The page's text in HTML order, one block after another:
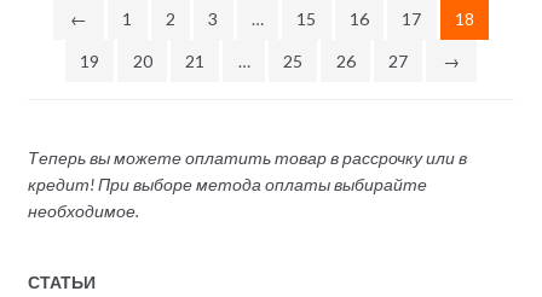
← 1 2 3 … 15 16 17 18
19 20 21 … 25 26 27 →
Теперь вы можете оплатить товар в рассрочку или в
кредит! При выборе метода оплаты выбирайте
необходимое.
СТАТЬИ